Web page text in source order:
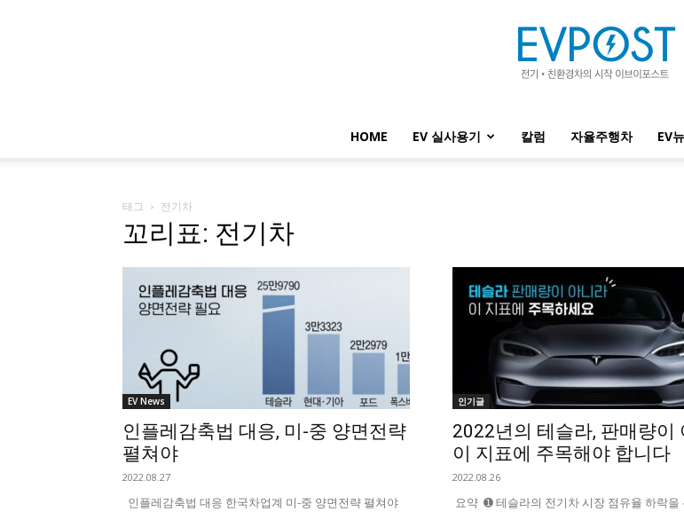
HOME EV 실사용기 칼럼 자율주행차 EV
태그 전기차
꼬리표: 전기차
EV News
인플레감축법 대응, 미-중 양면전략
펼쳐야
2022.08.27
인플레감축법 대응 한국차업계 미-중 양면전략 펼쳐야
인기글
2022년의 테슬라, 판매량이
이 지표에 주목해야 합니다
2022.08.26
요약 ➊ 테슬라의 전기차 시장 점유율 하락을